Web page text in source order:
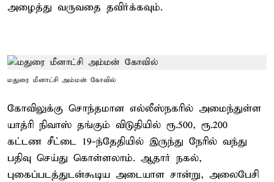
அழைத்து வருவதை தவிர்க்கவும்.
மதுரை மீனாட்சி அம்மன் கோவில்
கோவிலுக்கு சொந்தமான எல்லீஸ்நகரில் அமைந்துள்ள
யாத்ரி நிவாஸ் தங்கும் விடுதியில் ரூ.500, ரூ.200
கட்டண சீட்டை 19-ந்தேதியில் இருந்து நேரில் வந்து
பதிவு செய்து கொள்ளலாம். ஆதார் நகல்,
புகைப்படத்துடன்கூடிய அடையாள சான்று, அலைபேசி